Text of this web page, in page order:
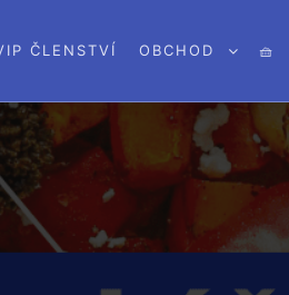
ČLENSTVÍ OBCHOD 🧺